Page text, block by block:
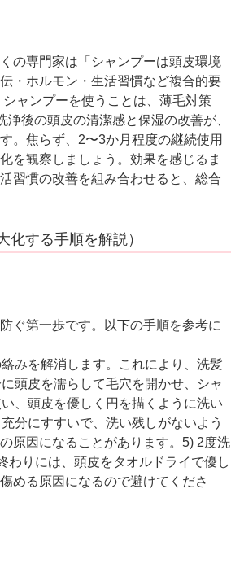
の専門家は「シャンプーは頭皮環境
・ホルモン・生活習慣など複合的要
ャンプーを使うことは、薄毛対策
後の頭皮の清潔感と保湿の改善が、
。焦らず、2〜3か月程度の継続使用
を観察しましょう。効果を感じるま
習慣の改善を組み合わせると、総合
する手順を解説）
ぐ第一歩です。以下の手順を参考に
みを解消します。これにより、洗髪
頭皮を濡らして毛穴を開かせ、シャ
、頭皮を優しく円を描くように洗い
分にすすいで、洗い残しがないよう
原因になることがあります。5) 2度洗
わりには、頭皮をタオルドライで優し
める原因になるので避けてくださ